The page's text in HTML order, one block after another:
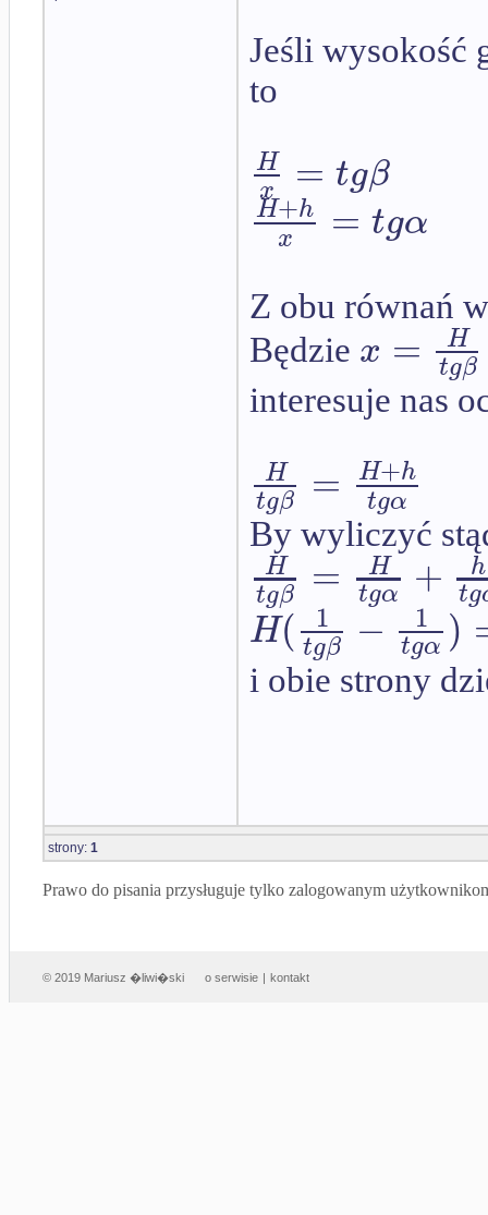
Jeśli wysokość
to
H
x = tgβ
H+h
x = tgα
Z obu równań
Będzie x = H
tgβ
interesuje nas
H
tgβ = H+h
tgα
By wyliczyć
H
tgβ = H
tgα + h
tg
H( 1
tgβ − 1
tgα )
i obie strony
strony: 1
Prawo do pisania przysługuje tylko zalogowanym
© 2019 Mariusz �liwi�ski o serwisie | kontakt